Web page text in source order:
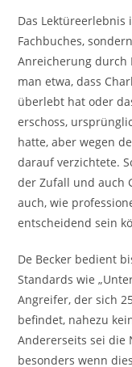
Das Lektüreerlebnis
Fachbuches,
Anreicherung durch
man etwa, dass
überlebt hat oder
erschoss,
hatte, aber wegen
darauf verzichtete.
der Zufall und auch
auch, wie
entscheidend sein
De Becker bedient
Standards wie
Angreifer, der sich
befindet, nahezu
Andererseits sei die
besonders wenn